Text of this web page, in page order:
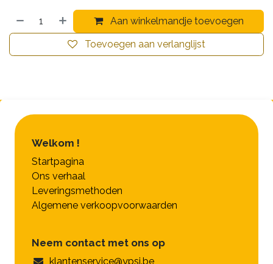
Aan winkelmandje toevoegen
Toevoegen aan verlanglijst
Welkom !
Startpagina
Ons verhaal
Leveringsmethoden
Algemene verkoopvoorwaarden
Neem contact met ons op
klantenservice@ypsi.be